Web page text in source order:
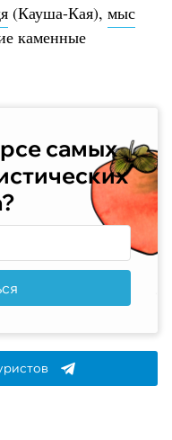
(Кауша-Кая), мыс
каменные
самых